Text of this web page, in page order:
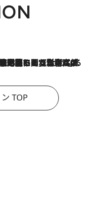
チャージ料の高値が続いている」ホルムズ海峡封鎖による影響はいつまで続く？《エネルギー専門家に聞く“どうなる日本の暮らし”》
TOP